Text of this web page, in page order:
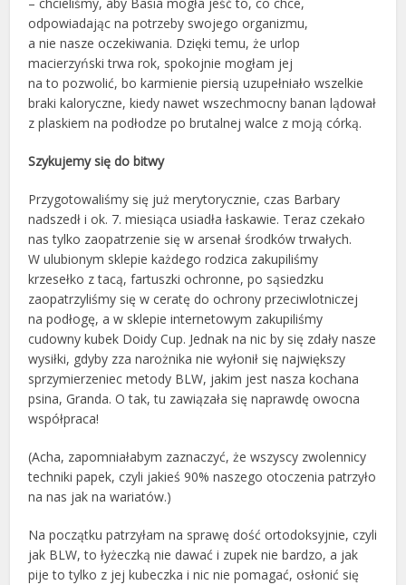
odpowiadając na potrzeby swojego organizmu,
a nie nasze oczekiwania. Dzięki temu, że urlop
macierzyński trwa rok, spokojnie mogłam jej
na to pozwolić, bo karmienie piersią uzupełniało wszelkie
braki kaloryczne, kiedy nawet wszechmocny banan lądował
z plaskiem na podłodze po brutalnej walce z moją córką.
Szykujemy się do bitwy
Przygotowaliśmy się już merytorycznie, czas Barbary
nadszedł i ok. 7. miesiąca usiadła łaskawie. Teraz czekało
nas tylko zaopatrzenie się w arsenał środków trwałych.
W ulubionym sklepie każdego rodzica zakupiliśmy
krzesełko z tacą, fartuszki ochronne, po sąsiedzku
zaopatrzyliśmy się w ceratę do ochrony przeciwlotniczej
na podłogę, a w sklepie internetowym zakupiliśmy
cudowny kubek Doidy Cup. Jednak na nic by się zdały nasze
wysiłki, gdyby zza narożnika nie wyłonił się największy
sprzymierzeniec metody BLW, jakim jest nasza kochana
psina, Granda. O tak, tu zawiązała się naprawdę owocna
współpraca!
(Acha, zapomniałabym zaznaczyć, że wszyscy zwolennicy
techniki papek, czyli jakieś 90% naszego otoczenia patrzyło
na nas jak na wariatów.)
Na początku patrzyłam na sprawę dość ortodoksyjnie, czyli
jak BLW, to łyżeczką nie dawać i zupek nie bardzo, a jak
pije to tylko z jej kubeczka i nic nie pomagać, osłonić się